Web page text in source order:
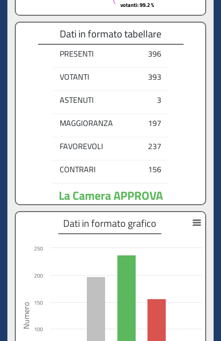
votanti: 99.2 %
votanti: 99.2 %
Dati in formato tabellare
PRESENTI
396
VOTANTI
393
ASTENUTI
3
MAGGIORANZA
197
FAVOREVOLI
237
CONTRARI
156
La Camera APPROVA
Numero
100
150
200
250
Dati in formato grafico